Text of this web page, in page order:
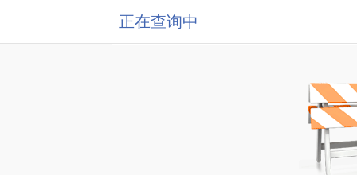
正在查询中